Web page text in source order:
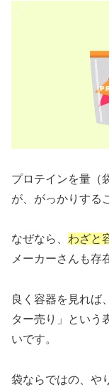
プロテインを量（
が、がっかりする
なぜなら、 わざと
メーカーさんも存
良く容器を見れば
ター売り」という
いです。
袋ならではの、や